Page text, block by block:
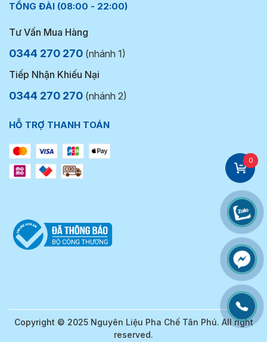
TỔNG ĐÀI (08:00 - 22:00)
Tư Vấn Mua Hàng
0344 270 270 (nhánh 1)
Tiếp Nhận Khiếu Nại
0344 270 270 (nhánh 2)
HỖ TRỢ THANH TOÁN
Copyright © 2025 Nguyên Liệu Pha Chế Tân Phú. All right
reserved.
0